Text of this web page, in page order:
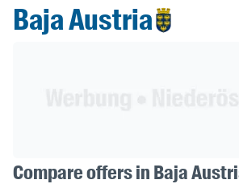
Baja Austria
Compare offers in Baja